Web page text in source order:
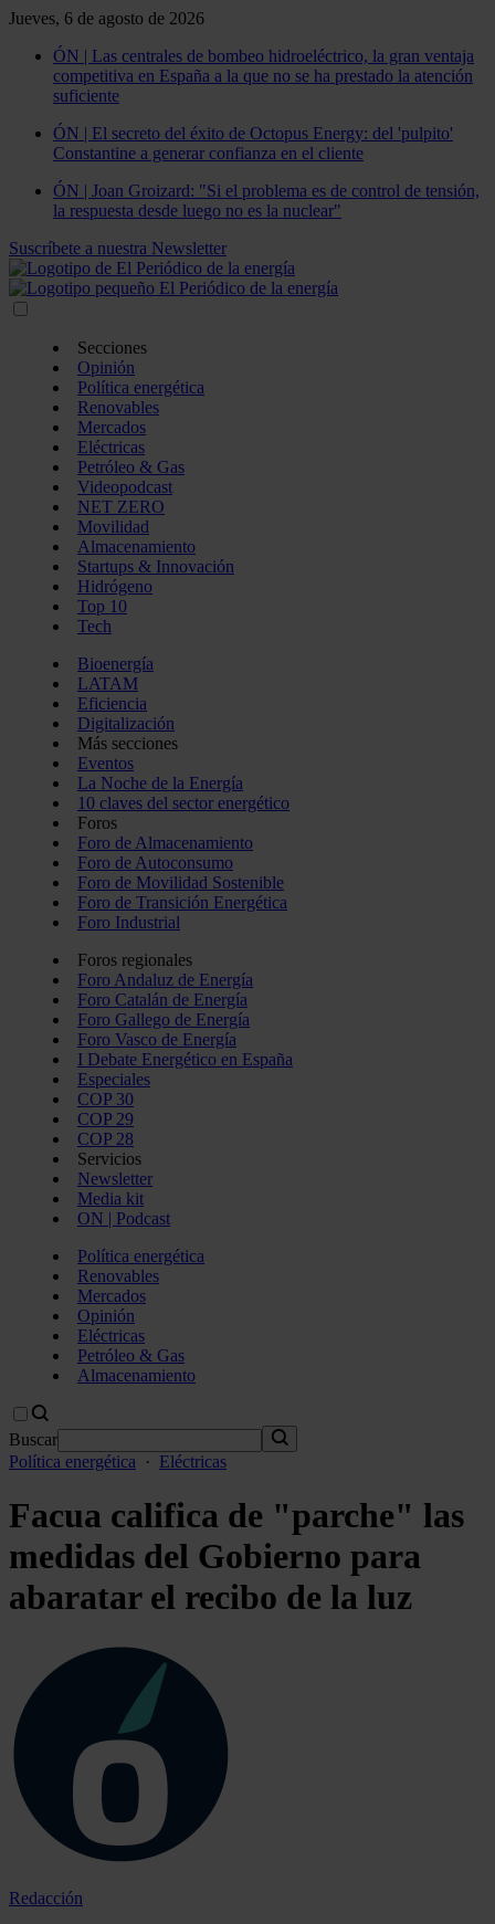
Jueves, 6 de agosto de 2026
ÓN | Las centrales de bombeo hidroeléctrico, la gran ventaja
competitiva en España a la que no se ha prestado la atención
suficiente
ÓN | El secreto del éxito de Octopus Energy: del 'pulpito'
Constantine a generar confianza en el cliente
ÓN | Joan Groizard: "Si el problema es de control de tensión,
la respuesta desde luego no es la nuclear"
Suscríbete a nuestra Newsletter
Secciones
Opinión
Política energética
Renovables
Mercados
Eléctricas
Petróleo & Gas
Videopodcast
NET ZERO
Movilidad
Almacenamiento
Startups & Innovación
Hidrógeno
Top 10
Tech
Bioenergía
LATAM
Eficiencia
Digitalización
Más secciones
Eventos
La Noche de la Energía
10 claves del sector energético
Foros
Foro de Almacenamiento
Foro de Autoconsumo
Foro de Movilidad Sostenible
Foro de Transición Energética
Foro Industrial
Foros regionales
Foro Andaluz de Energía
Foro Catalán de Energía
Foro Gallego de Energía
Foro Vasco de Energía
I Debate Energético en España
Especiales
COP 30
COP 29
COP 28
Servicios
Newsletter
Media kit
ON | Podcast
Política energética
Renovables
Mercados
Opinión
Eléctricas
Petróleo & Gas
Almacenamiento
Buscar
Política energética
· Eléctricas
Facua califica de "parche" las
medidas del Gobierno para
abaratar el recibo de la luz
Redacción